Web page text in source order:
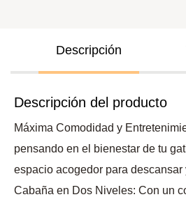
Descripción
Descripción del producto
Máxima Comodidad y
pensando en el bienestar de tu
espacio acogedor para descansar
Cabaña en Dos Niveles: Con un